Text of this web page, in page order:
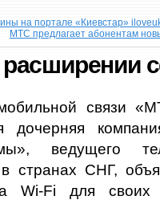
на портале «Киевстар»
МТС предлагает абонентам
связи
дочерняя
ведущего
странах СНГ,
Wi-Fi для